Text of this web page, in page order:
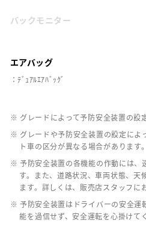
バックモニター
エアバッグ
：ﾃﾞｭｱﾙｴｱﾊﾞｯｸﾞ
※ グレードによって予防安全装置の設
※ グレードや予防安全装置の設定によ
ト車の区分が異なる場合があります。
※ 予防安全装置の各機能の作動には、
す。また、道路状況、車両状態、天
ます。詳しくは、販売店スタッフに
※ 予防安全装置はドライバーの安全運
能を過信せず、安全運転を心掛けて